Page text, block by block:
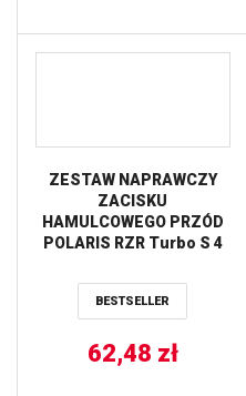
ZESTAW NAPRAWCZY
ZACISKU
HAMULCOWEGO PRZÓD
POLARIS RZR Turbo S 4
Velocity ’21, RZR XP 4
Turbo S ’20, RZR XP 4
BALLS
BESTSELLER
62,48 zł